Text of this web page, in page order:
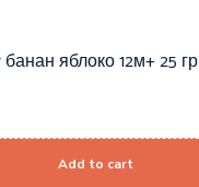
яблоко 12м+ 25 гр
Add to cart